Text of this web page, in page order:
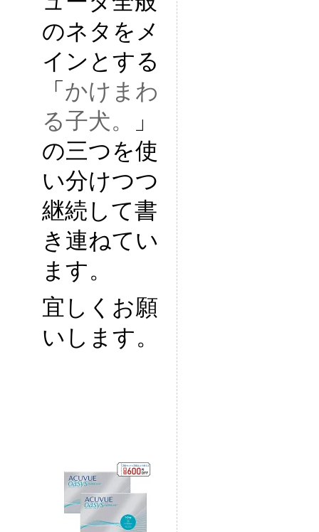
のネタをメ
インとする
「 かけまわ
る子犬。
」
の三つを使
い分けつつ
継続して書
き連ねてい
ます。
宜しくお願
いします。